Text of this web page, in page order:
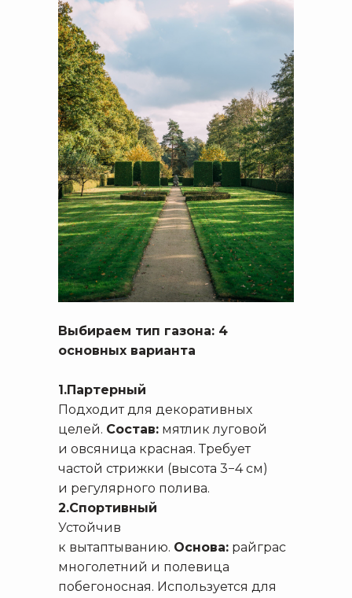
Выбираем тип газона: 4
основных варианта
1.Партерный
Подходит для декоративных
целей. Состав: мятлик луговой
и овсяница красная. Требует
частой стрижки (высота 3−4 см)
и регулярного полива.
2.Спортивный
Устойчив
к вытаптыванию. Основа: райграс
многолетний и полевица
побегоносная. Используется для